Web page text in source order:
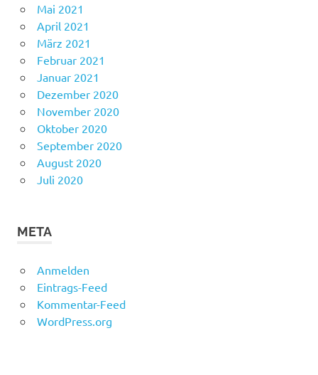
Mai 2021
April 2021
März 2021
Februar 2021
Januar 2021
Dezember 2020
November 2020
Oktober 2020
September 2020
August 2020
Juli 2020
META
Anmelden
Eintrags-Feed
Kommentar-Feed
WordPress.org